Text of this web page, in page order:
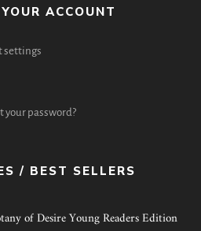
ACCOUNT
settings
your password?
/ BEST SELLERS
of Desire Young Readers Edition